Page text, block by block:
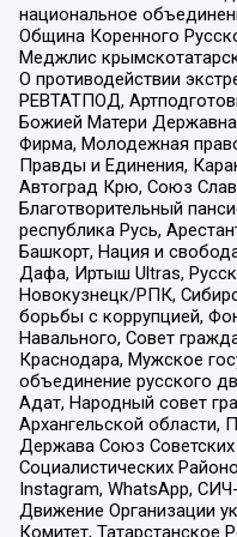
национальное
Община Коренного
Меджлис
О противодействии
РЕВТАТПОД,
Божией Матери
Фирма, Молодежная
Правды и Единения,
Автоград Крю, Союз
Благотворительный
республика Русь,
Башкорт, Нация и
Дафа, Иртыш Ultras,
Новокузнецк/РПК,
борьбы с коррупцией,
Навального, Совет
Краснодара, Мужское
объединение русского
Адат, Народный совет
Архангельской области,
Держава Союз Советских
Социалистических
Instagram, WhatsApp,
Движение Организации
Комитет, Татарстанское